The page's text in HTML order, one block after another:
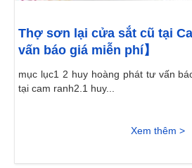
Thợ sơn lại cửa sắt cũ tại
vấn báo giá miễn phí】
mục lục1 2 huy hoàng phát tư vấn
tại cam ranh2.1 huy...
Xem thêm >